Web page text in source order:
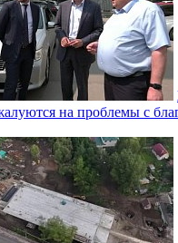
на проблемы с